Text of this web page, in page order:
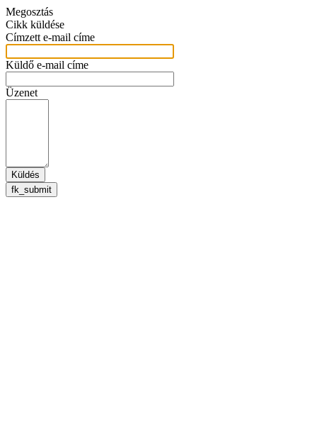
Megosztás
Cikk küldése
Címzett e-mail címe
Küldő e-mail címe
Üzenet